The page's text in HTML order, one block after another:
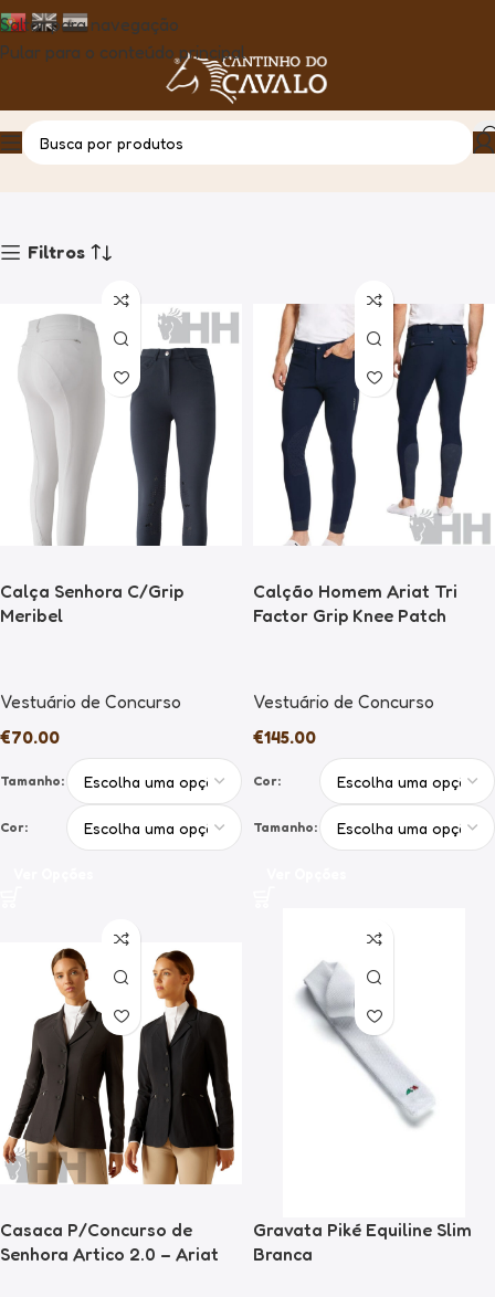
Saltar para navegação
Pular para o conteúdo principal
Vestuário de ConcursoCasa Produto
Filtros
Calça Senhora C/Grip
Meribel
Vestuário de Concurso
€70.00
Tamanho:
Cor:
Calção Homem Ariat Tri
Factor Grip Knee Patch
Vestuário de Concurso
€145.00
Cor:
Tamanho:
Casaca P/Concurso de
Senhora Artico 2.0 – Ariat
Gravata Piké Equiline Slim
Branca